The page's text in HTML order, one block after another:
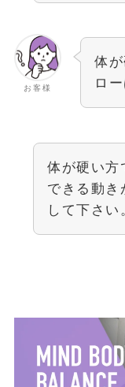
お客様
体
ロ
体が硬い方
できる動き
して下さい